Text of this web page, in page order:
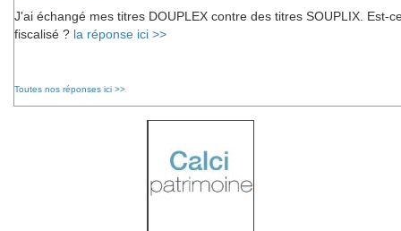
J'ai échangé mes titres DOUPLEX contre des titres SOUPLIX. Est-
fiscalisé ? la réponse ici >>
Toutes nos réponses ici >>